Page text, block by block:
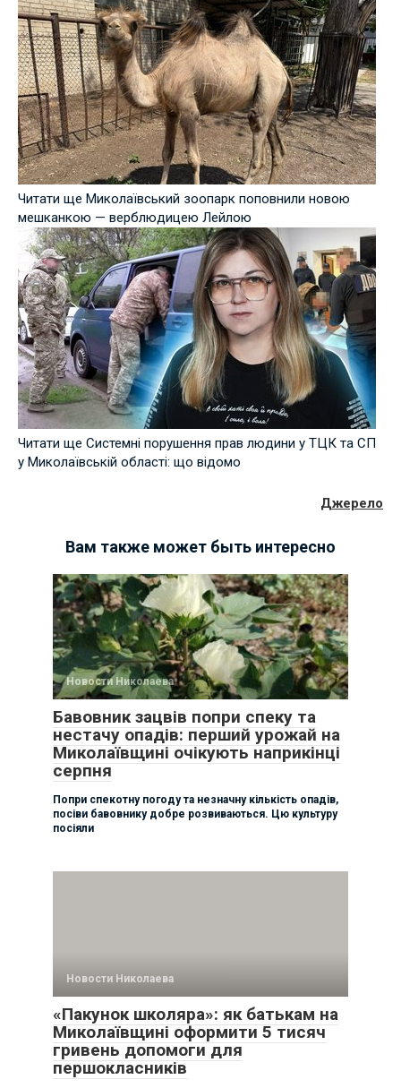
Читати ще Миколаївський зоопарк поповнили новою
мешканкою — верблюдицею Лейлою
Читати ще Системні порушення прав людини у ТЦК та СП
у Миколаївській області: що відомо
Джерело
Вам также может быть интересно
Новости Николаева
Бавовник зацвів попри спеку та
нестачу опадів: перший урожай на
Миколаївщині очікують наприкінці
серпня
Попри спекотну погоду та незначну кількість опадів,
посіви бавовнику добре розвиваються. Цю культуру
посіяли
Новости Николаева
«Пакунок школяра»: як батькам на
Миколаївщині оформити 5 тисяч
гривень допомоги для
першокласників